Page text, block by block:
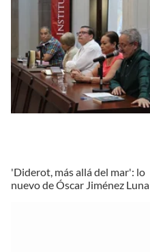
'Diderot, más allá del mar': lo
nuevo de Óscar Jiménez Luna